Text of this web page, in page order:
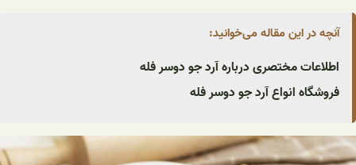
آنچه در این مقاله می‌خوانید:
اطلاعات مختصری درباره آرد جو دوسر فله
فروشگاه انواع آرد جو دوسر فله